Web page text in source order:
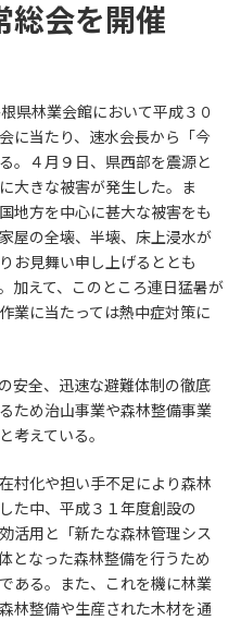
総会を開催
県林業会館において平成３０
に当たり、速水会長から「今
。４月９日、県西部を震源と
大きな被害が発生した。ま
地方を中心に甚大な被害をも
屋の全壊、半壊、床上浸水が
お見舞い申し上げるととも
加えて、このところ連日猛暑が
業に当たっては熱中症対策に
安全、迅速な避難体制の徹底
ため治山事業や森林整備事業
考えている。
村化や担い手不足により森林
た中、平成３１年度創設の
活用と「新たな森林管理シス
となった森林整備を行うため
ある。また、これを機に林業
林整備や生産された木材を通